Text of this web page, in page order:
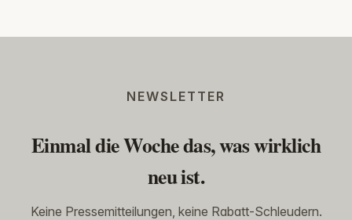
NEWSLETTER
Einmal die Woche das, was wirklich
neu ist.
Keine Pressemitteilungen, keine Rabatt-Schleudern.